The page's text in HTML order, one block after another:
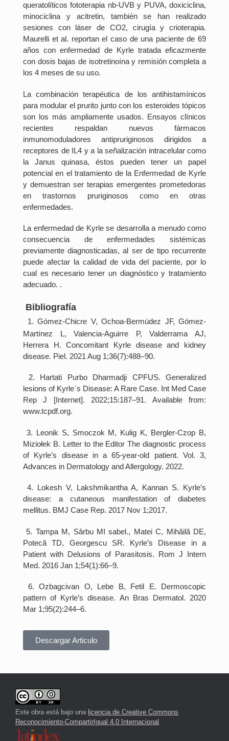
queratolíticos fototerapia nb-UVB y PUVA, doxiciclina,
minociclina y acitretin, también se han realizado
sesiones con láser de CO2, cirugía y crioterapia.
Maurelli et al. reportan el caso de una paciente de 69
años con enfermedad de Kyrle tratada eficazmente
con dosis bajas de isotretinoína y remisión completa a
los 4 meses de su uso.
La combinación terapéutica de los antihistamínicos
para modular el prurito junto con los esteroides tópicos
son los más ampliamente usados. Ensayos clínicos
recientes respaldan nuevos fármacos
inmunomoduladores antipruriginosos dirigidos a
receptores de IL4 y a la señalización intracelular como
la Janus quinasa, éstos pueden tener un papel
potencial en el tratamiento de la Enfermedad de Kyrle
y demuestran ser terapias emergentes prometedoras
en trastornos pruriginosos como en otras
enfermedades.
La enfermedad de Kyrle se desarrolla a menudo como
consecuencia de enfermedades sistémicas
previamente diagnosticadas, al ser de tipo recurrente
puede afectar la calidad de vida del paciente, por lo
cual es necesario tener un diagnóstico y tratamiento
adecuado. .
Bibliografía
1. Gómez-Chicre V, Ochoa-Bermúdez JF, Gómez-
Martínez L, Valencia-Aguirre P, Valderrama AJ,
Herrera H. Concomitant Kyrle disease and kidney
disease. Piel. 2021 Aug 1;36(7):488–90.
2. Hartati Purbo Dharmadji CPFUS. Generalized
lesions of Kyrle´s Disease: A Rare Case. Int Med Case
Rep J [Internet]. 2022;15:187–91. Available from:
www.tcpdf.org.
3. Leonik S, Smoczok M, Kulig K, Bergler-Czop B,
Miziołek B. Letter to the Editor The diagnostic process
of Kyrle’s disease in a 65-year-old patient. Vol. 3,
Advances in Dermatology and Allergology. 2022.
4. Lokesh V, Lakshmikantha A, Kannan S. Kyrle’s
disease: a cutaneous manifestation of diabetes
mellitus. BMJ Case Rep. 2017 Nov 1;2017.
5. Tampa M, Sârbu MI sabel., Matei C, Mihăilă DE,
Potecă TD, Georgescu SR. Kyrle’s Disease in a
Patient with Delusions of Parasitosis. Rom J Intern
Med. 2016 Jan 1;54(1):66–9.
6. Ozbagcivan O, Lebe B, Fetil E. Dermoscopic
pattern of Kyrle’s disease. An Bras Dermatol. 2020
Mar 1;95(2):244–6.
Descargar Articulo
Este obra está bajo una licencia de Creative Commons
Reconocimiento-CompartirIgual 4.0 Internacional